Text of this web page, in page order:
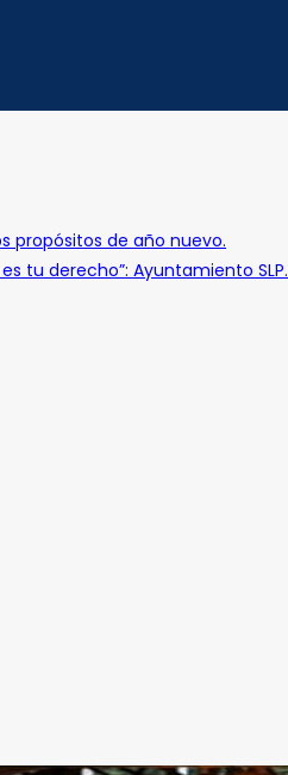
propósitos de año nuevo.
tu derecho”: Ayuntamiento SLP.